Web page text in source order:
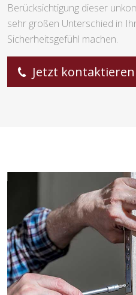
Berücksichtigung dieser
sehr großen Unterschied in
Sicherheitsgefühl machen.
Jetzt kontaktieren